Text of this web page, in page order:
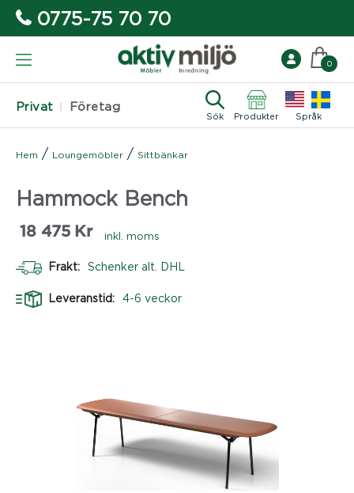
0775-75 70 70
Privat Företag
Sök Produkter Språk
0
Hem / Loungemöbler / Sittbänkar
Hammock Bench
18 475 Kr inkl. moms
Frakt: Schenker alt. DHL
Leveranstid: 4-6 veckor